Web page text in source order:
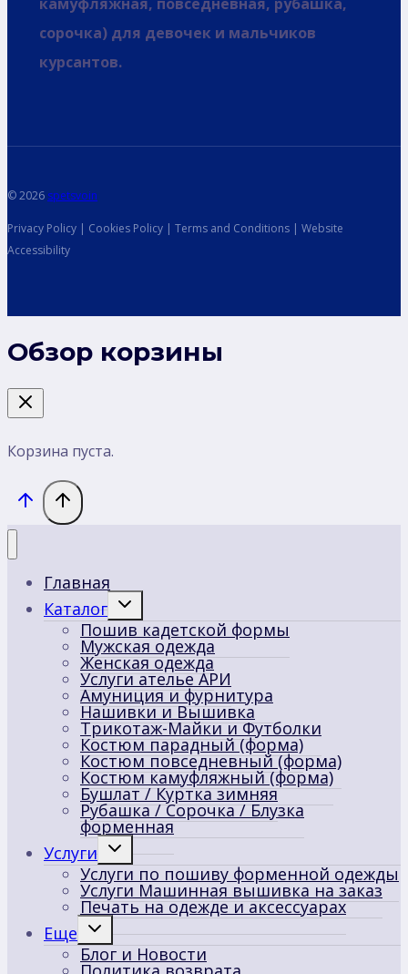
сорочка) для девочек и мальчиков
курсантов.
© 2026 spetsvoin
Privacy Policy | Cookies Policy | Terms and Conditions | Website
Accessibility
Обзор корзины
Корзина пуста.
Главная
Каталог
Переключить
меню
Пошив кадетской формы
Мужская одежда
Женская одежда
Услуги ателье АРИ
Амуниция и фурнитура
Нашивки и Вышивка
Трикотаж-Майки и Футболки
Костюм парадный (форма)
Костюм повседневный (форма)
Костюм камуфляжный (форма)
Бушлат / Куртка зимняя
Рубашка / Сорочка / Блузка
форменная
Услуги
Переключить
дочернее
меню
Услуги по пошиву форменной одежды
Услуги Машинная вышивка на заказ
Печать на одежде и аксессуарах
Еще
Переключить
дочернее
меню
Блог и Новости